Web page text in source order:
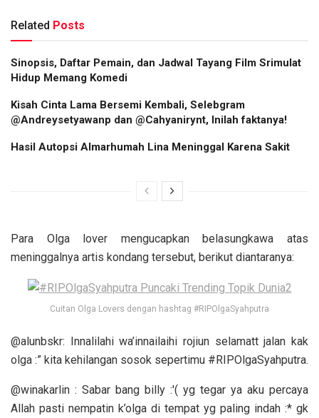
Related Posts
Sinopsis, Daftar Pemain, dan Jadwal Tayang Film Srimulat
Hidup Memang Komedi
Kisah Cinta Lama Bersemi Kembali, Selebgram
@Andreysetyawanp dan @Cahyanirynt, Inilah faktanya!
Hasil Autopsi Almarhumah Lina Meninggal Karena Sakit
Para Olga lover mengucapkan belasungkawa atas
meninggalnya artis kondang tersebut, berikut diantaranya:
Cuitan Olga Lovers dengan hashtag #RIPOlgaSyahputra
@alunbskr: Innalilahi wa’innailaihi rojiun selamatt jalan kak
olga :” kita kehilangan sosok sepertimu #RIPOlgaSyahputra.
@winakarlin : Sabar bang billy :'( yg tegar ya aku percaya
Allah pasti nempatin k’olga di tempat yg paling indah :* gk